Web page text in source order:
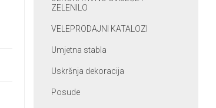
ZELENILO
VELEPRODAJNI KATALOZI
Umjetna stabla
Uskršnja dekoracija
Posude